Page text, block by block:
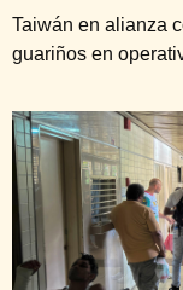
Taiwán en alianza
guariños en